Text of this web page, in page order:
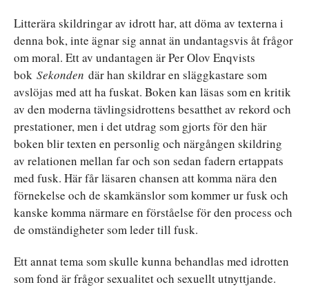
Litterära skildringar av idrott har, att döma av texterna i
denna bok, inte ägnar sig annat än undantagsvis åt frågor
om moral. Ett av undantagen är Per Olov Enqvists
bok Sekonden där han skildrar en släggkastare som
avslöjas med att ha fuskat. Boken kan läsas som en kritik
av den moderna tävlingsidrottens besatthet av rekord och
prestationer, men i det utdrag som gjorts för den här
boken blir texten en personlig och närgången skildring
av relationen mellan far och son sedan fadern ertappats
med fusk. Här får läsaren chansen att komma nära den
förnekelse och de skamkänslor som kommer ur fusk och
kanske komma närmare en förståelse för den process och
de omständigheter som leder till fusk.
Ett annat tema som skulle kunna behandlas med idrotten
som fond är frågor sexualitet och sexuellt utnyttjande.